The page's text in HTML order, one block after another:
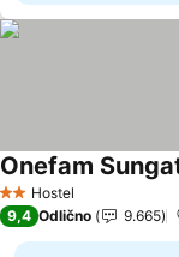
2 Zvezdice
Hostel
Onefam
9,4 Odlično 9.665